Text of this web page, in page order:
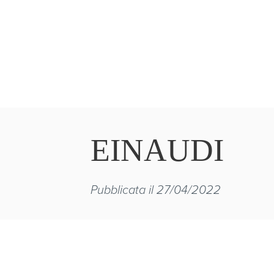
EINAUDI
Pubblicata il 27/04/2022